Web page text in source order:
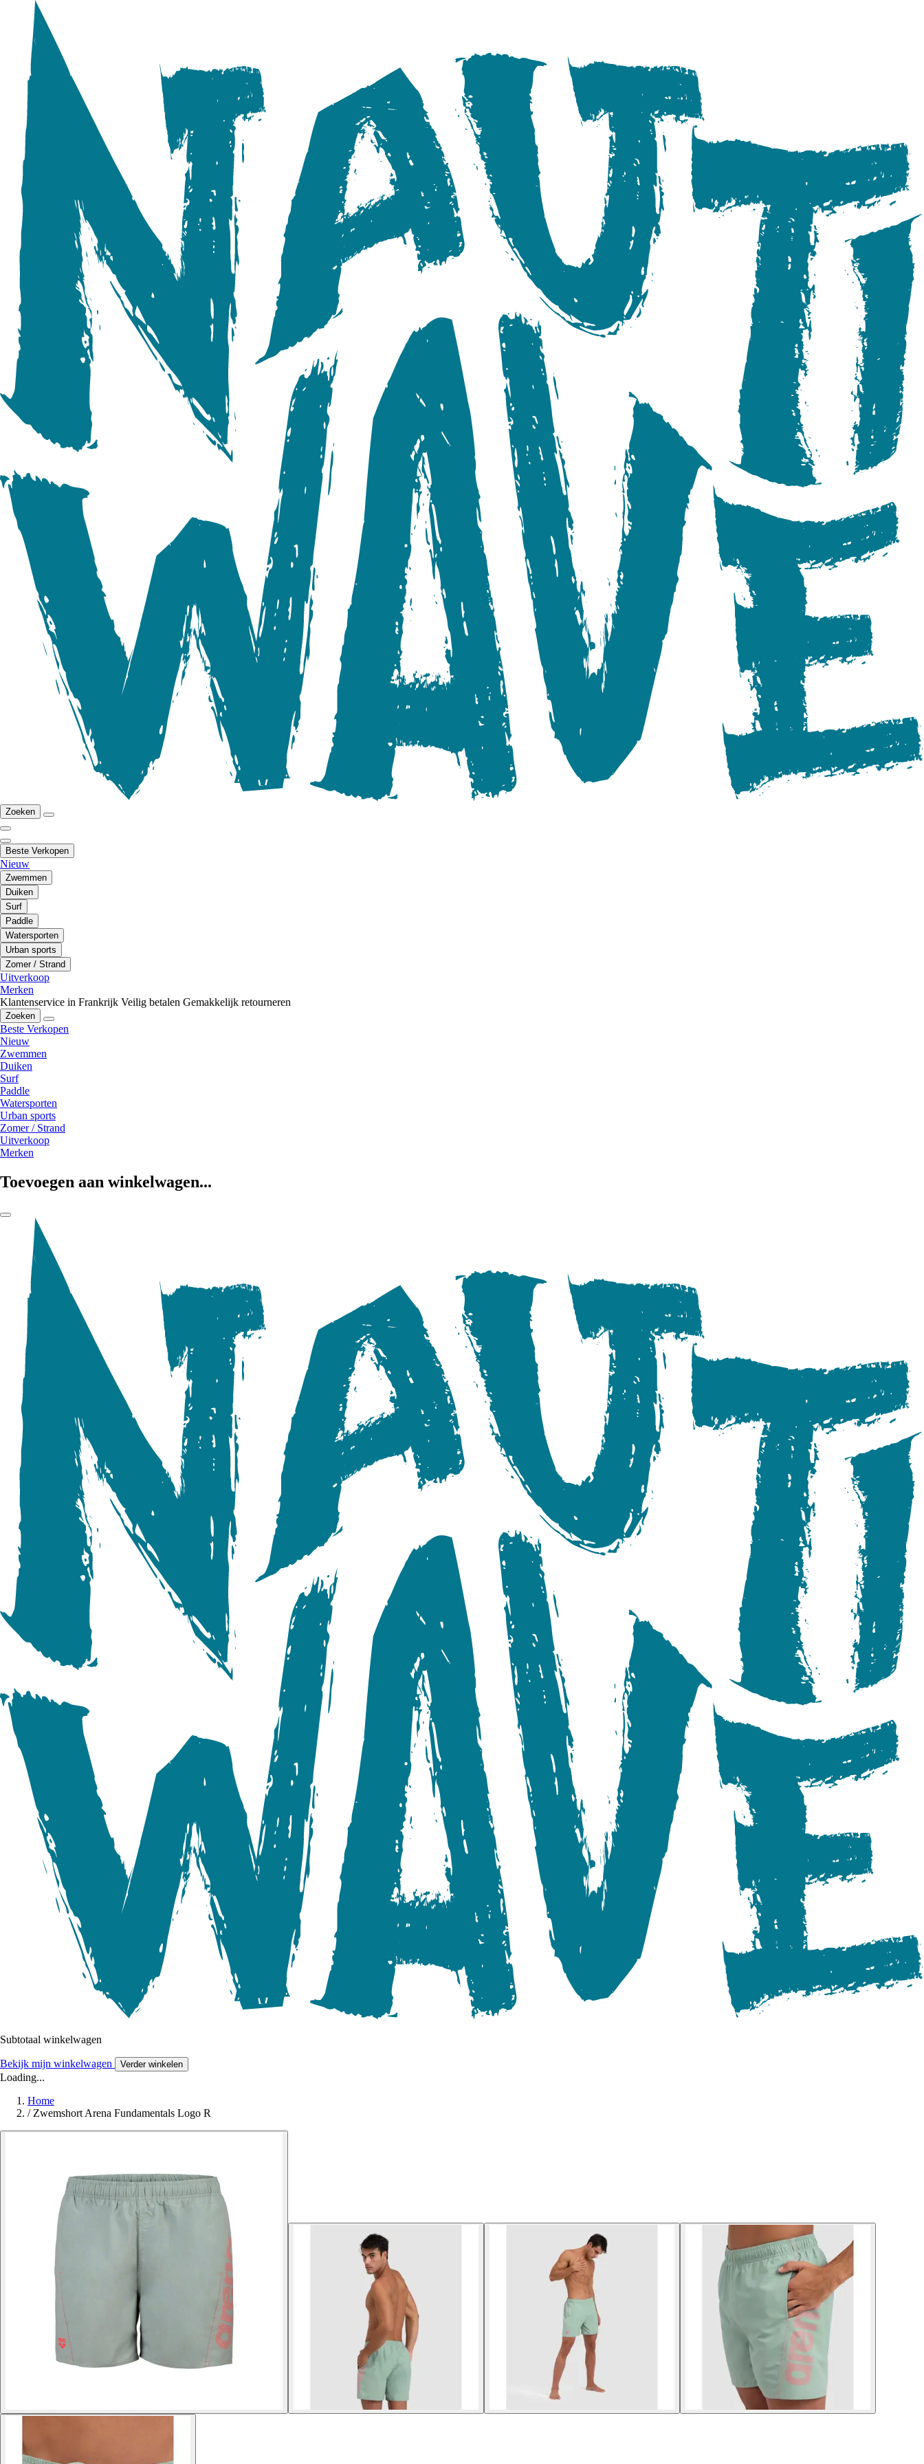
Zoeken
Beste Verkopen
Nieuw
Zwemmen
Duiken
Surf
Paddle
Watersporten
Urban sports
Zomer / Strand
Uitverkoop
Merken
Klantenservice in Frankrijk Veilig betalen Gemakkelijk retourneren
Zoeken
Beste Verkopen
Nieuw
Zwemmen
Duiken
Surf
Paddle
Watersporten
Urban sports
Zomer / Strand
Uitverkoop
Merken
Toevoegen aan winkelwagen...
Subtotaal winkelwagen
Bekijk mijn winkelwagen Verder winkelen
Loading...
Home
/ Zwemshort Arena Fundamentals Logo R